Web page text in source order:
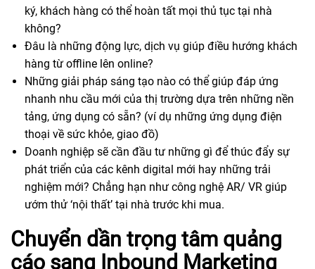
ký, khách hàng có thể hoàn tất mọi thủ tục tại nhà
không?
Đâu là những động lực, dịch vụ giúp điều hướng khách
hàng từ offline lên online?
Những giải pháp sáng tạo nào có thể giúp đáp ứng
nhanh nhu cầu mới của thị trường dựa trên những nền
tảng, ứng dụng có sẵn? (ví dụ những ứng dụng điện
thoại về sức khỏe, giao đồ)
Doanh nghiệp sẽ cần đầu tư những gì để thúc đẩy sự
phát triển của các kênh digital mới hay những trải
nghiệm mới? Chẳng hạn như công nghệ AR/ VR giúp
ướm thử ‘nội thất’ tại nhà trước khi mua.
Chuyển dần trọng tâm quảng
cáo sang Inbound Marketing